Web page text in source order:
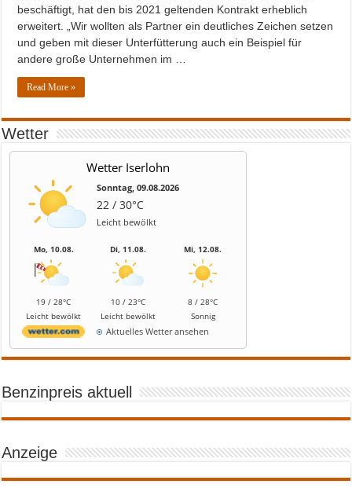
beschäftigt, hat den bis 2021 geltenden Kontrakt erheblich
erweitert. „Wir wollten als Partner ein deutliches Zeichen setzen
und geben mit dieser Unterfütterung auch ein Beispiel für
andere große Unternehmen im …
Read More »
Wetter
Wetter Iserlohn
Sonntag, 09.08.2026
22 / 30°C
Leicht bewölkt
Mo, 10.08.
19 / 28°C
Leicht bewölkt
Di, 11.08.
10 / 23°C
Leicht bewölkt
Mi, 12.08.
8 / 28°C
Sonnig
Aktuelles Wetter ansehen
Benzinpreis aktuell
Anzeige